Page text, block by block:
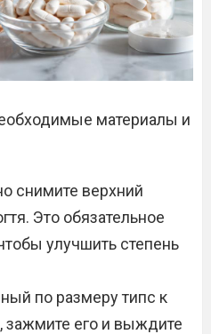
материалы и
снимите верхний
Это обязательное
улучшить степень
по размеру типс к
зажмите его и выждите